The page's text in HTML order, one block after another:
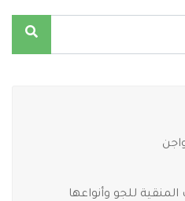
للجو وأنواعها